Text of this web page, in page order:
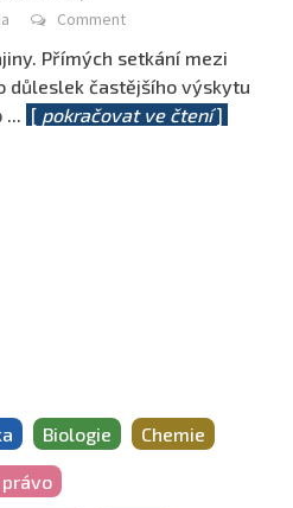
Comment
Přímých setkání mezi
důleslek častějšího výskytu
... [ pokračovat ve čtení]
Biologie Chemie
právo